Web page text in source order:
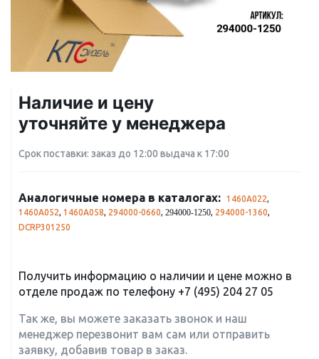
Наличие и цену
уточняйте у менеджера
Срок поставки: заказ до 12:00 выдача к 17:00
Аналогичные номера в каталогах: 1460A022,
1460A052, 1460A058, 294000-0660, 294000-1250, 294000-1360,
DCRP301250
Получить информацию о наличии и цене можно в
отделе продаж по телефону +7 (495) 204 27 05
Так же, вы можете заказать звонок и наш
менеджер перезвонит вам сам или отправить
заявку, добавив товар в заказ.